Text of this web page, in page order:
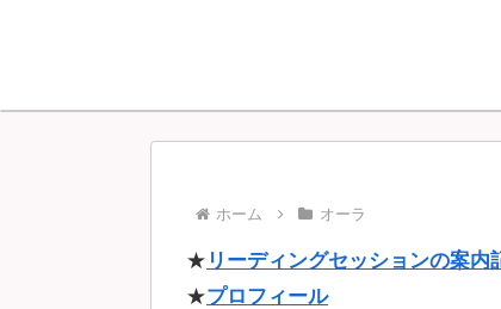
ホーム オーラ
★ リーディングセッションの案内
★プロフィール